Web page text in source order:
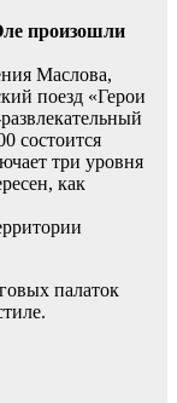
произошли
Маслова,
поезд «Герои
состоится
три уровня
как
палаток